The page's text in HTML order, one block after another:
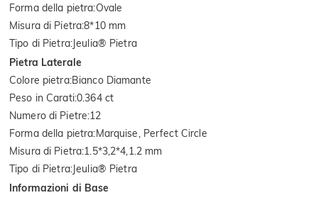
Forma della pietra:Ovale
Misura di Pietra:8*10 mm
Tipo di Pietra:Jeulia® Pietra
Pietra Laterale
Colore pietra:Bianco Diamante
Peso in Carati:0.364 ct
Numero di Pietre:12
Forma della pietra:Marquise, Perfect Circle
Misura di Pietra:1.5*3,2*4,1.2 mm
Tipo di Pietra:Jeulia® Pietra
Informazioni di Base